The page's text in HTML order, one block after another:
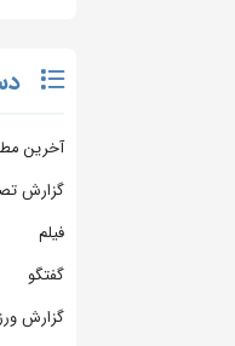
آخرین
گزارش
فیلم
گفتگو
گزارش